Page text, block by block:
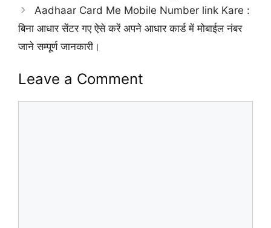
Aadhaar Card Me Mobile Number link Kare :
बिना आधार सेंटर गए ऐसे करें अपने आधार कार्ड में मोबाईल नंबर
जाने सम्पूर्ण जानकारी।
Leave a Comment